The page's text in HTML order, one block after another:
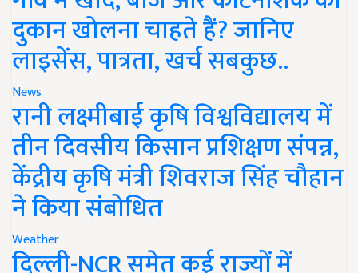
दुकान खोलना चाहते हैं? जानिए
लाइसेंस, पात्रता, खर्च सबकुछ..
News
रानी लक्ष्मीबाई कृषि विश्वविद्यालय में
तीन दिवसीय किसान प्रशिक्षण संपन्न,
केंद्रीय कृषि मंत्री शिवराज सिंह चौहान
ने किया संबोधित
Weather